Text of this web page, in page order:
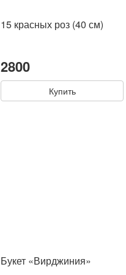
15 красных роз (40 см)
2800
Купить
Букет «Вирджиния»